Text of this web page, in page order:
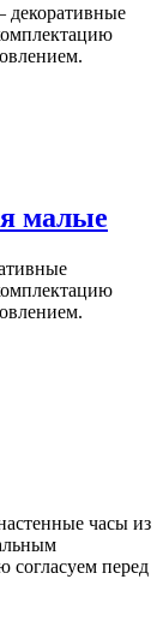
декоративные
малые
часы из
согласуем перед